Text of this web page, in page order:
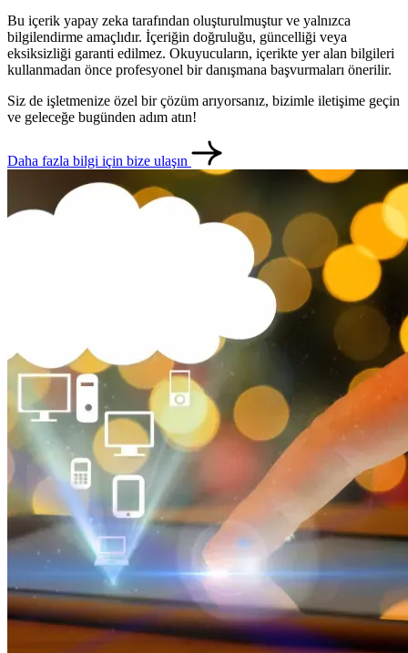
Bu içerik yapay zeka tarafından oluşturulmuştur ve yalnızca
bilgilendirme amaçlıdır. İçeriğin doğruluğu, güncelliği veya
eksiksizliği garanti edilmez. Okuyucuların, içerikte yer alan bilgileri
kullanmadan önce profesyonel bir danışmana başvurmaları önerilir.
Siz de işletmenize özel bir çözüm arıyorsanız, bizimle iletişime geçin
ve geleceğe bugünden adım atın!
Daha fazla bilgi için bize ulaşın